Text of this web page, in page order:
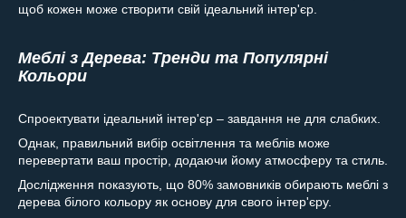
щоб кожен може створити свій ідеальний інтер'єр.
Меблі з Дерева: Тренди та Популярні
Кольори
Спроектувати ідеальний інтер'єр – завдання не для слабких.
Однак, правильний вибір освітлення та меблів може
перевертати ваш простір, додаючи йому атмосферу та стиль.
Дослідження показують, що 80% замовників обирають меблі з
дерева білого кольору як основу для свого інтер'єру.